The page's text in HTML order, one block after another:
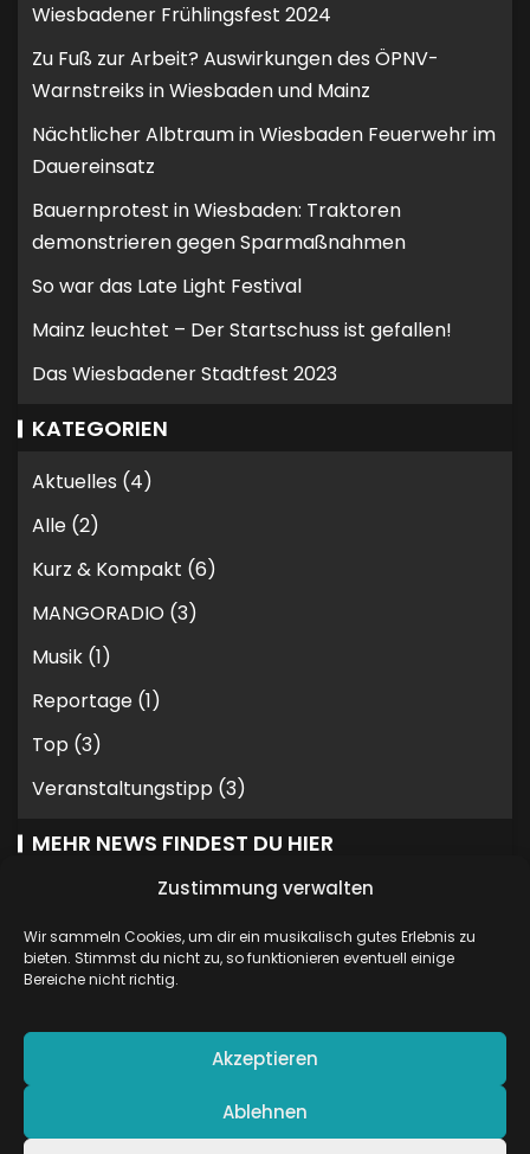
Zustimmung verwalten
Wir sammeln Cookies, um dir ein musikalisch gutes Erlebnis zu
bieten. Stimmst du nicht zu, so funktionieren eventuell einige
Bereiche nicht richtig.
Akzeptieren
Ablehnen
Wiesbadener Frühlingsfest 2024
Zu Fuß zur Arbeit? Auswirkungen des ÖPNV-
Warnstreiks in Wiesbaden und Mainz
Nächtlicher Albtraum in Wiesbaden Feuerwehr im
Dauereinsatz
Bauernprotest in Wiesbaden: Traktoren
demonstrieren gegen Sparmaßnahmen
So war das Late Light Festival
Mainz leuchtet – Der Startschuss ist gefallen!
Das Wiesbadener Stadtfest 2023
KATEGORIEN
Aktuelles (4)
Alle (2)
Kurz & Kompakt (6)
MANGORADIO (3)
Musik (1)
Reportage (1)
Top (3)
Veranstaltungstipp (3)
MEHR NEWS FINDEST DU HIER
STATISTIKEN